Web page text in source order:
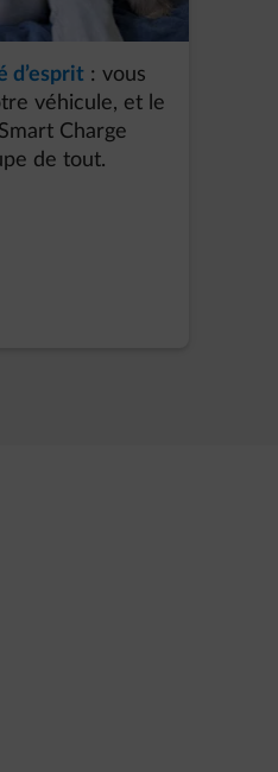
d’esprit: vous
véhicule, et le
Charge
de tout.​